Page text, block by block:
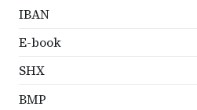
IBAN
E-book
SHX
BMP